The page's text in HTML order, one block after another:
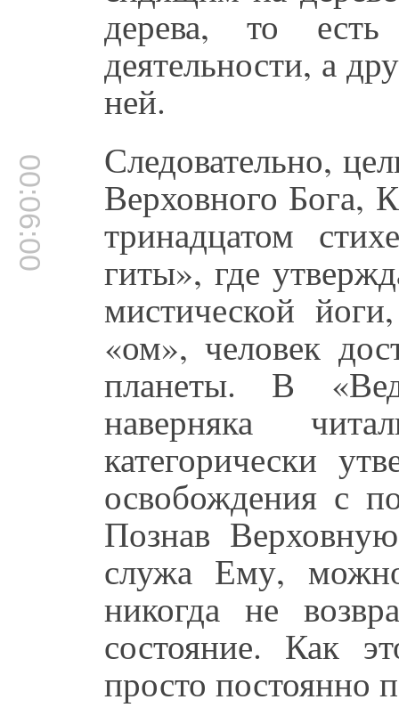
дерева, то есть
деятельности, а
ней.
00:06:00 Следовательно,
Верховного Бога,
тринадцатом
гиты», где
мистической
«ом», человек
планеты. В
наверняка
категорически
освобождения с
Познав
служа Ему,
никогда не
состояние. Как
просто постоянно